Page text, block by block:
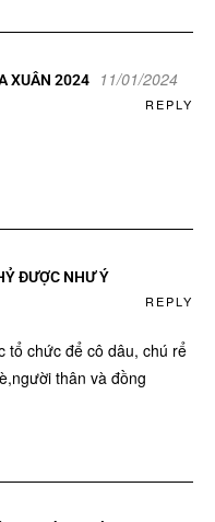
XUÂN 2024
11/01/2024
REPLY
ĐƯỢC NHƯ Ý
REPLY
chức để cô dâu, chú rể
thân và đồng